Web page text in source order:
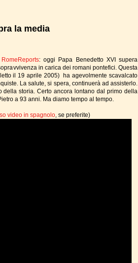
la media
RomeReports: oggi Papa Benedetto XVI supera
in carica dei romani pontefici. Questa
il 19 aprile 2005) ha agevolmente scavalcato
La salute, si spera, continuerà ad assisterlo.
della storia. Certo ancora lontano dal primo della
a 93 anni. Ma diamo tempo al tempo.
video in spagnolo , se preferite)